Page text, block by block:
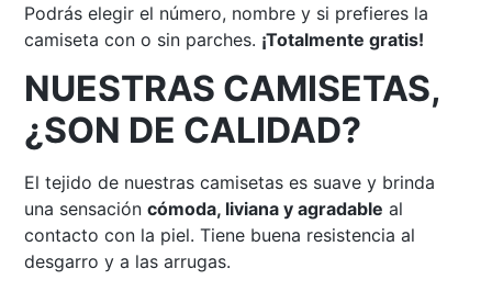
Podrás elegir el número, nombre y si prefieres la
camiseta con o sin parches. ¡Totalmente gratis!
NUESTRAS CAMISETAS,
¿SON DE CALIDAD?
El tejido de nuestras camisetas es suave y brinda
una sensacióncómoda, liviana y agradable al
contacto con la piel. Tiene buena resistencia al
desgarro y a las arrugas.